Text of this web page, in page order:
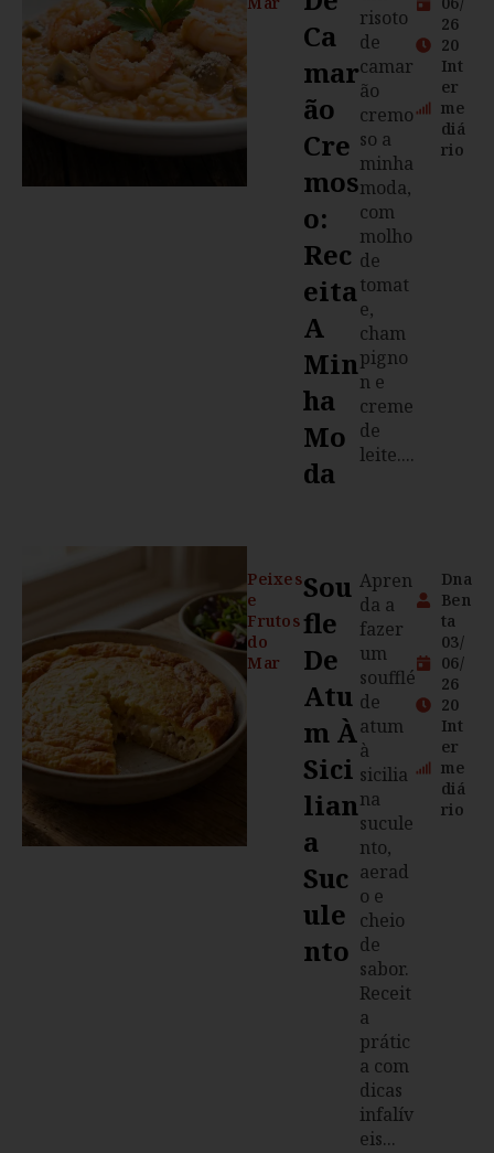
Ca
Mar
Ão
Cre
Mos
O:
Rec
Eita
A
Min
Ha
Mo
Da
risoto
de
camar
ão
cremo
so a
minha
moda,
com
molho
de
tomat
e,
cham
pigno
n e
creme
de
leite....
26
20
Int
er
me
diá
rio
Peixes
e
Frutos
do
Mar
Sou
Fle
De
Atu
M À
Sici
Lian
A
Suc
Ule
Nto
Apren
da a
fazer
um
soufflé
de
atum
à
sicilia
na
sucule
nto,
aerad
o e
cheio
de
sabor.
Receit
a
prátic
a com
dicas
infalív
eis...
Dna
Ben
ta
03/
06/
26
20
Int
er
me
diá
rio